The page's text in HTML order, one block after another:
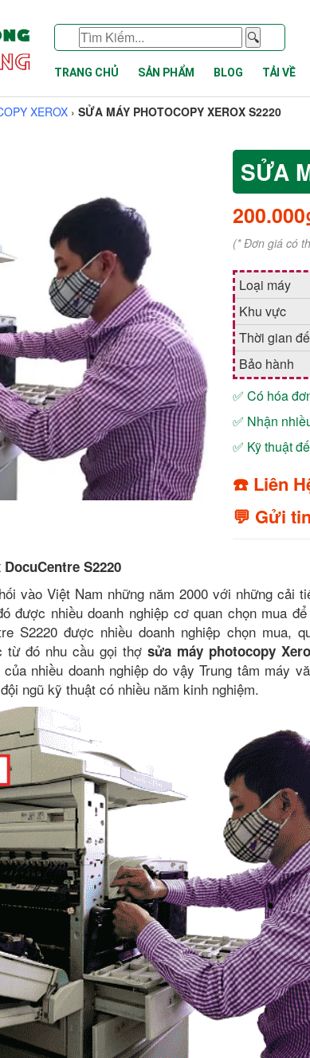
🔍
TRANG CHỦ SẢN PHẨM BLOG TẢI VỀ
XEROX › SỬA MÁY PHOTOCOPY XEROX S2220
SỬA
(* Đơn giá có
Loại máy
Khu vực
Thời gian
Bảo hành
✅ Có hóa
✅ Nhận
✅ Kỹ thuật
☎️ Liên
💬 Gửi
S2220
vào Việt Nam những năm 2000 với những cải
được nhiều doanh nghiệp cơ quan chọn mua
S2220 được nhiều doanh nghiệp chọn mua,
từ đó nhu cầu gọi thợsửa máy photocopy
nhiều doanh nghiệp do vậy Trung tâm máy
ngũ kỹ thuật có nhiều năm kinh nghiệm.